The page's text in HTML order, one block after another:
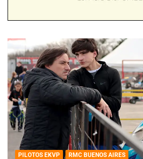
PILOTOS EKVP RMC BUENOS AIRES